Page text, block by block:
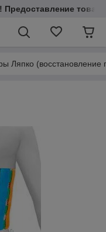
Ляпко (восстановление